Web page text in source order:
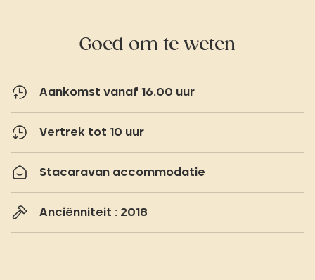
Goed om te weten
Aankomst vanaf 16.00 uur
Vertrek tot 10 uur
Stacaravan accommodatie
Anciënniteit : 2018